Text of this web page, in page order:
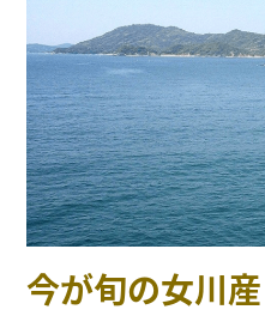
今が旬の女川産